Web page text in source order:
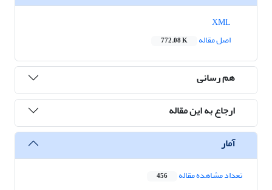
اصل مقاله
772.08 K
هم رسانی
ارجاع به این مقاله
آمار
تعداد مشاهده مقاله 456